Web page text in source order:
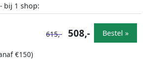
bij 1 shop:
€150)
615,- 508,- Bestel »